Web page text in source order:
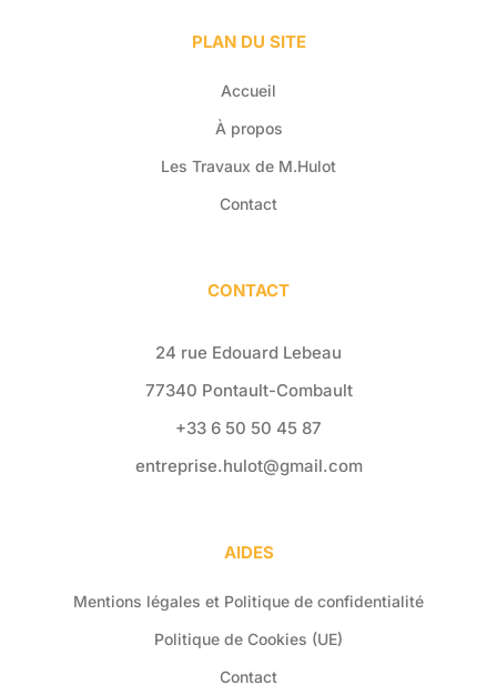
PLAN DU SITE
Accueil
À propos
Les Travaux de M.Hulot
Contact
CONTACT
24 rue Edouard Lebeau
77340 Pontault-Combault
+33 6 50 50 45 87
entreprise.hulot@gmail.com
AIDES
Mentions légales et Politique de confidentialité
Politique de Cookies (UE)
Contact